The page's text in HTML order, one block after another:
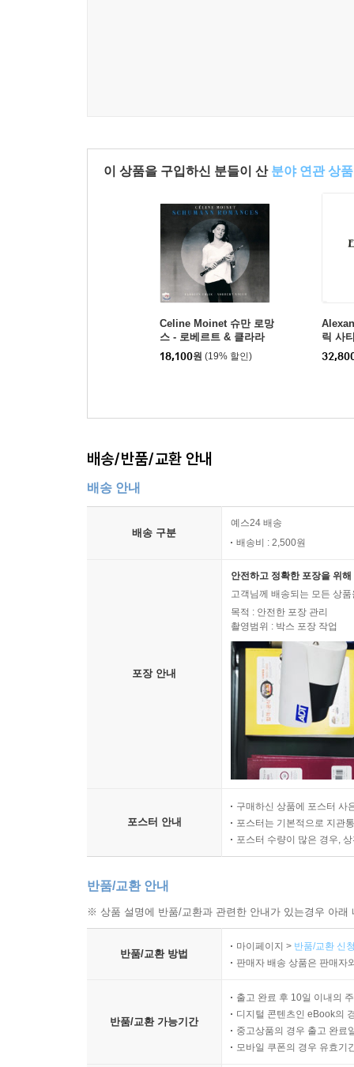
이 상품을 구입하신 분들이 산 분야 연관 상품
Celine Moinet 슈만 로망
스 - 로베르트 & 클라라
슈만: 오보에로 연주하는
로망스 (Schumann Ro
18,100원 (19% 할인)
릭 사
ik
s
배송/반품/교환 안내
배송 안내
배송 구분
예스24 배송
배송비 : 2,500원
포장 안내
안전하고 정확한 포장을 위
고객님께 배송되는 모든 상
목적 : 안전한 포장 관리
촬영범위 : 박스 포장 작업
포스터 안내
구매하신 상품에 포스터 사
포스터는 기본적으로 지관
포스터 수량이 많은 경우,
반품/교환 안내
※ 상품 설명에 반품/교환과 관련한 안내가 있는경우 아
반품/교환 방법
마이페이지 > 반품/교환 신
판매자 배송 상품은 판매자
반품/교환 가능기간
출고 완료 후 10일 이내의
디지털 콘텐츠인 eBook의
중고상품의 경우 출고 완료
모바일 쿠폰의 경우 유효기